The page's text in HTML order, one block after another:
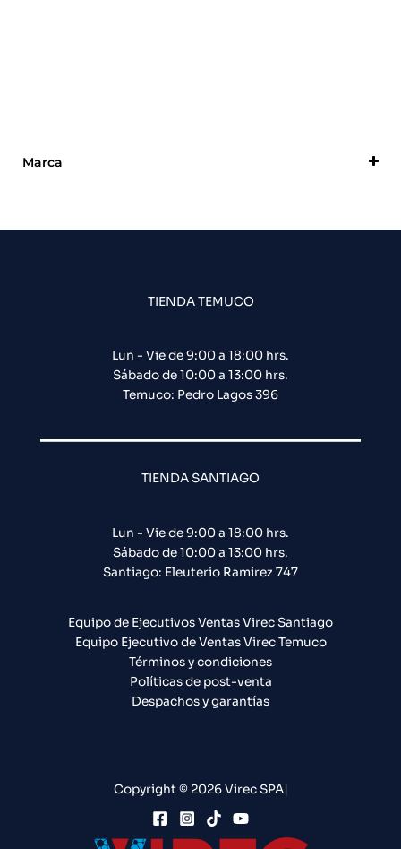
Marca
TIENDA TEMUCO
Lun - Vie de 9:00 a 18:00 hrs.
Sábado de 10:00 a 13:00 hrs.
Temuco: Pedro Lagos 396
TIENDA SANTIAGO
Lun - Vie de 9:00 a 18:00 hrs.
Sábado de 10:00 a 13:00 hrs.
Santiago: Eleuterio Ramírez 747​
Equipo de Ejecutivos Ventas Virec Santiago
Equipo Ejecutivo de Ventas Virec Temuco
Términos y condiciones
Políticas de post-venta
Despachos y garantías
Copyright © 2026 Virec SPA|